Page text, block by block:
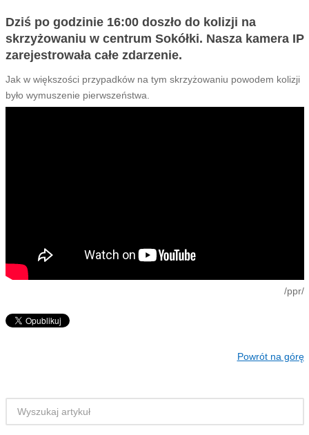
Dziś po godzinie 16:00 doszło do kolizji na
skrzyżowaniu w centrum Sokółki. Nasza kamera IP
zarejestrowała całe zdarzenie.
Jak w większości przypadków na tym skrzyżowaniu powodem kolizji
było wymuszenie pierwszeństwa.
/ppr/
Powrót na górę